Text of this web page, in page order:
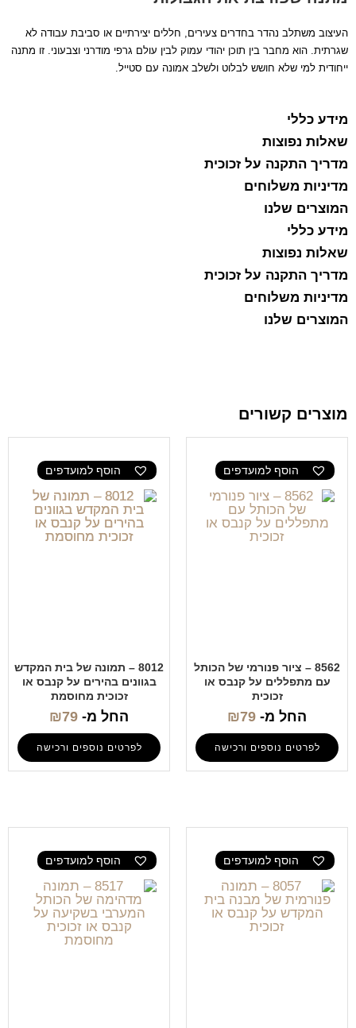
העיצוב משתלב נהדר בחדרים צעירים, חללים יצירתיים או סביבת עבודה לא
שגרתית. הוא מחבר בין תוכן יהודי עמוק לבין עולם גרפי מודרני וצבעוני. זו מתנה
ייחודית למי שלא חושש לבלוט ולשלב אמונה עם סטייל.
מידע כללי
שאלות נפוצות
מדריך התקנה על זכוכית
מדיניות משלוחים
המוצרים שלנו
מידע כללי
שאלות נפוצות
מדריך התקנה על זכוכית
מדיניות משלוחים
המוצרים שלנו
מוצרים קשורים
הוסף למועדפים
8562 – ציור פנורמי של הכותל
עם מתפללים על קנבס או
זכוכית
החל מ- ₪79
לפרטים נוספים ורכישה
הוסף למועדפים
8012 – תמונה של בית המקדש
בגוונים בהירים על קנבס או
זכוכית מחוסמת
החל מ- ₪79
לפרטים נוספים ורכישה
הוסף למועדפים הוסף למועדפים